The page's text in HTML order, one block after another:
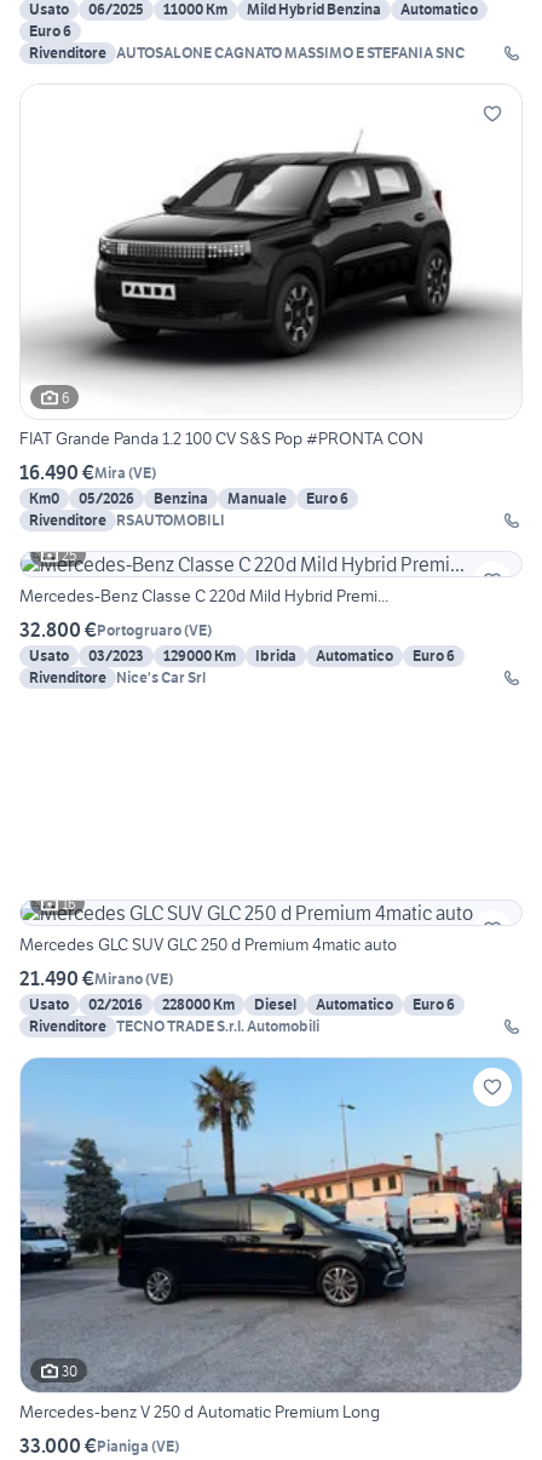
Usato 06/2025 11000 Km Mild Hybrid Benzina
Automatico
Euro 6
Rivenditore AUTOSALONE CAGNATO MASSIMO E STEFANIA SNC
6
FIAT Grande Panda 1.2 100 CV S&S Pop #PRONTA CON
16.490 €Mira (VE)
Km0
05/2026 Benzina Manuale
Euro 6
Rivenditore RSAUTOMOBILI
25
Mercedes-Benz Classe C 220d Mild Hybrid Premi...
32.800 €Portogruaro(VE)
Usato
03/2023 129000 Km Ibrida Automatico
Euro 6
Rivenditore Nice's Car Srl
16
Mercedes GLC SUV GLC 250 d Premium 4matic auto
21.490 €Mirano(VE)
Usato
02/2016 228000 Km Diesel Automatico
Euro 6
Rivenditore TECNO TRADE S.r.l. Automobili
30
Mercedes-benz V 250 d Automatic Premium Long
33.000 €Pianiga (VE)